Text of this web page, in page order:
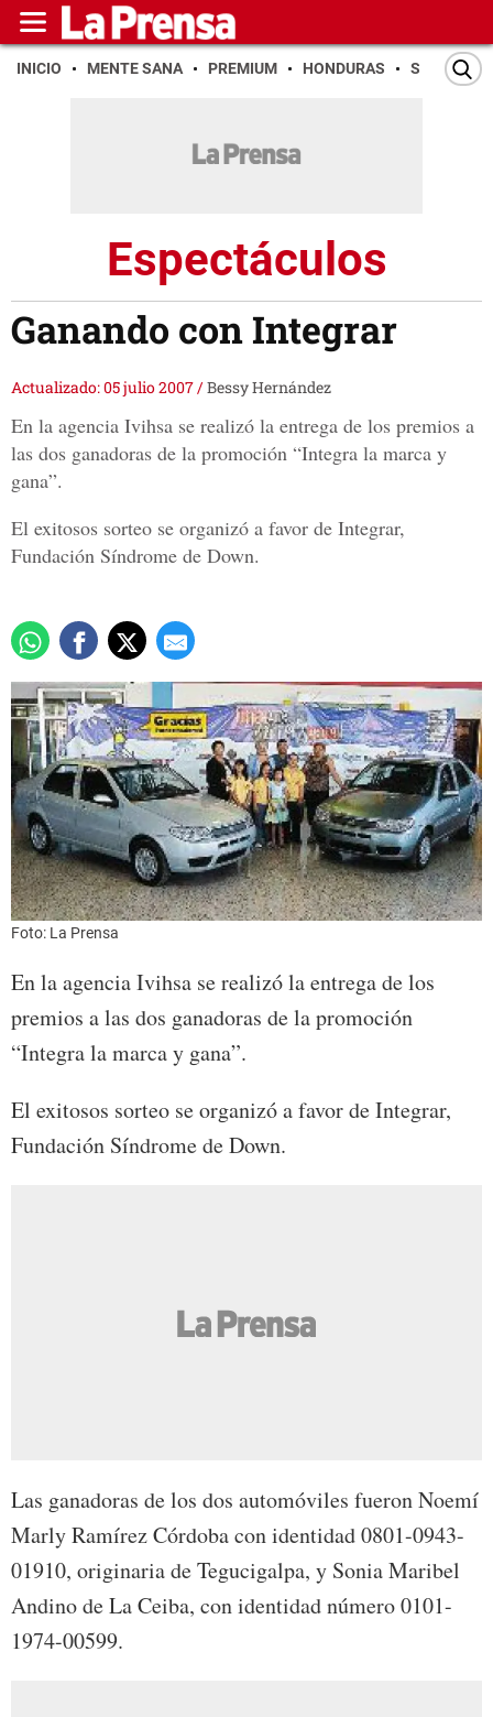
INICIO MENTE SANA PREMIUM HONDURAS SAN PEDRO
Espectáculos
Ganando con Integrar
Actualizado: 05 julio 2007/Bessy Hernández
En la agencia Ivihsa se realizó la entrega de los premios a
las dos ganadoras de la promoción “Integra la marca y
gana”.
El exitosos sorteo se organizó a favor de Integrar,
Fundación Síndrome de Down.
Foto: La Prensa
En la agencia Ivihsa se realizó la entrega de los
premios a las dos ganadoras de la promoción
“Integra la marca y gana”.
El exitosos sorteo se organizó a favor de Integrar,
Fundación Síndrome de Down.
Las ganadoras de los dos automóviles fueron Noemí
Marly Ramírez Córdoba con identidad 0801-0943-
01910, originaria de Tegucigalpa, y Sonia Maribel
Andino de La Ceiba, con identidad número 0101-
1974-00599.